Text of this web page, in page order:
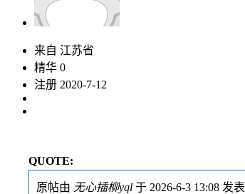
来自 江苏省
精华 0
注册 2020-7-12
QUOTE:
原帖由 无心插柳yql 于 2026-6-3 13:08 发表